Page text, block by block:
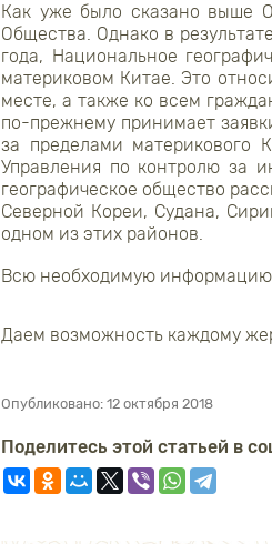
Как уже было сказано выше
Общества. Однако в
года, Национальное
материковом Китае. Это
месте, а также ко всем
по-прежнему принимает
за пределами материкового
Управления по контролю за
географическое общество
Северной Кореи, Судана,
одном из этих районов.
Всю необходимую информацию
Даем возможность каждому
Опубликовано: 12 октября 2018
Поделитесь этой статьей в